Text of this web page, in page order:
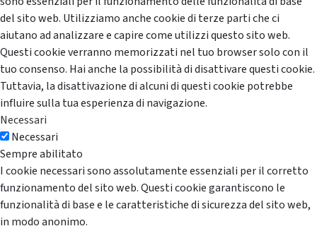
del sito web. Utilizziamo anche cookie di terze parti che ci
aiutano ad analizzare e capire come utilizzi questo sito web.
Questi cookie verranno memorizzati nel tuo browser solo con il
tuo consenso. Hai anche la possibilità di disattivare questi cookie.
Tuttavia, la disattivazione di alcuni di questi cookie potrebbe
influire sulla tua esperienza di navigazione.
Necessari
Necessari
Sempre abilitato
I cookie necessari sono assolutamente essenziali per il corretto
funzionamento del sito web. Questi cookie garantiscono le
funzionalità di base e le caratteristiche di sicurezza del sito web,
in modo anonimo.